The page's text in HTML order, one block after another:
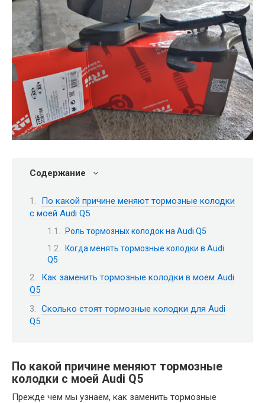
Содержание
По какой причине меняют тормозные колодки
с моей Audi Q5
Роль тормозных колодок на Audi Q5
Когда менять тормозные колодки в Audi
Q5
Как заменить тормозные колодки в моем Audi
Q5
Сколько стоят тормозные колодки для Audi
Q5
По какой причине меняют тормозные
колодки с моей Audi Q5
Прежде чем мы узнаем, как заменить тормозные